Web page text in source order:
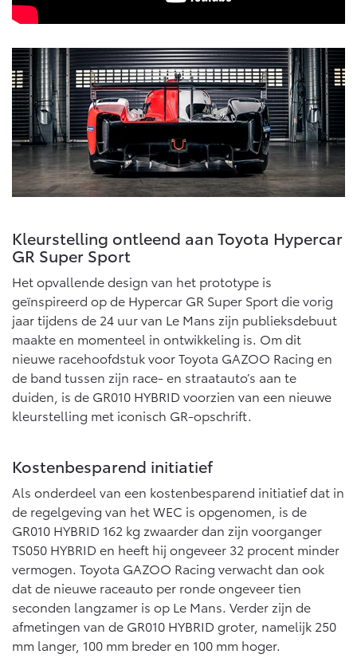
Kleurstelling ontleend aan Toyota Hypercar
GR Super Sport
Het opvallende design van het prototype is
geïnspireerd op de Hypercar GR Super Sport die vorig
jaar tijdens de 24 uur van Le Mans zijn publieksdebuut
maakte en momenteel in ontwikkeling is. Om dit
nieuwe racehoofdstuk voor Toyota GAZOO Racing en
de band tussen zijn race- en straatauto’s aan te
duiden, is de GR010 HYBRID voorzien van een nieuwe
kleurstelling met iconisch GR-opschrift.
Kostenbesparend initiatief
Als onderdeel van een kostenbesparend initiatief dat in
de regelgeving van het WEC is opgenomen, is de
GR010 HYBRID 162 kg zwaarder dan zijn voorganger
TS050 HYBRID en heeft hij ongeveer 32 procent minder
vermogen. Toyota GAZOO Racing verwacht dan ook
dat de nieuwe raceauto per ronde ongeveer tien
seconden langzamer is op Le Mans. Verder zijn de
afmetingen van de GR010 HYBRID groter, namelijk 250
mm langer, 100 mm breder en 100 mm hoger.